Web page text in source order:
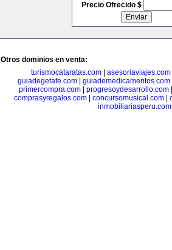
Precio Ofrecido $
Otros dominios en venta:
turismocataratas.com| asesoriaviajes.com
guiadegetafe.com| guiademedicamentos.com
primercompra.com| progresoydesarrollo.com
comprasyregalos.com| concursomusical.com|
inmobiliariasperu.com